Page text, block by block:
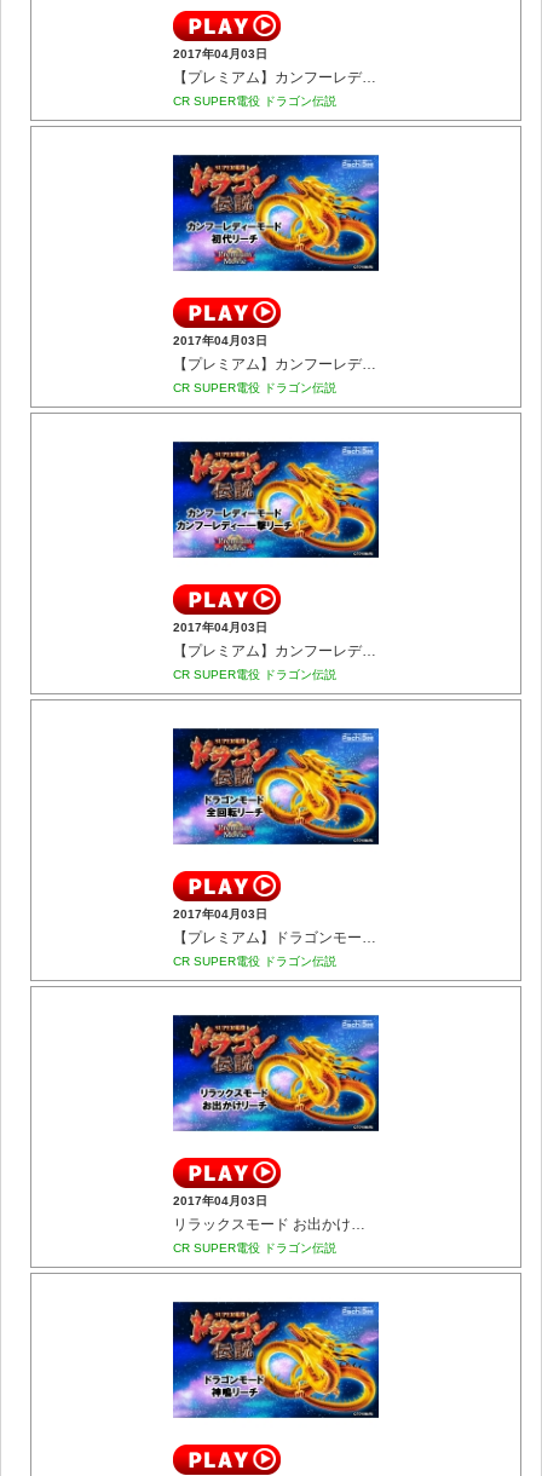
2017年04月03日
【プレミアム】カンフーレディーモード 全回転リーチ
CR SUPER電役 ドラゴン伝説
2017年04月03日
【プレミアム】カンフーレディーモード 初代リーチ
CR SUPER電役 ドラゴン伝説
2017年04月03日
【プレミアム】カンフーレディーモード カンフーレディー一撃リーチ
CR SUPER電役 ドラゴン伝説
2017年04月03日
【プレミアム】ドラゴンモード 全回転リーチ
CR SUPER電役 ドラゴン伝説
2017年04月03日
リラックスモード お出かけリーチ
CR SUPER電役 ドラゴン伝説